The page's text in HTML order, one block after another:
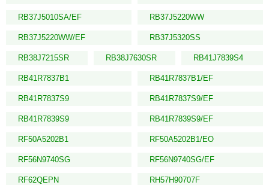
RB37J5010SA/EF RB37J5220WW
RB37J5220WW/EF RB37J5320SS
RB38J7215SR RB38J7630SR RB41J7839S4
RB41R7837B1 RB41R7837B1/EF
RB41R7837S9 RB41R7837S9/EF
RB41R7839S9 RB41R7839S9/EF
RF50A5202B1 RF50A5202B1/EO
RF56N9740SG RF56N9740SG/EF
RF62QEPN RH57H90707F